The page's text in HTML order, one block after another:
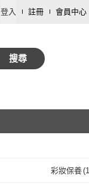
登入 註冊 會員中心
搜尋
彩妝保養(1